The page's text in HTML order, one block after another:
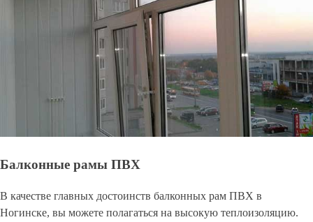
Балконные рамы ПВХ
В качестве главных достоинств балконных рам ПВХ в
Ногинске, вы можете полагаться на высокую теплоизоляцию.